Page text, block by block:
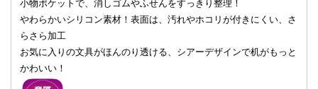
小物ポケットで、消しゴムやふせんをすっきり整理！
やわらかいシリコン素材！表面は、汚れやホコリが付きにくい、さ
らさら加工
お気に入りの文具がほんのり透ける、シアーデザインで机がもっと
かわいい！